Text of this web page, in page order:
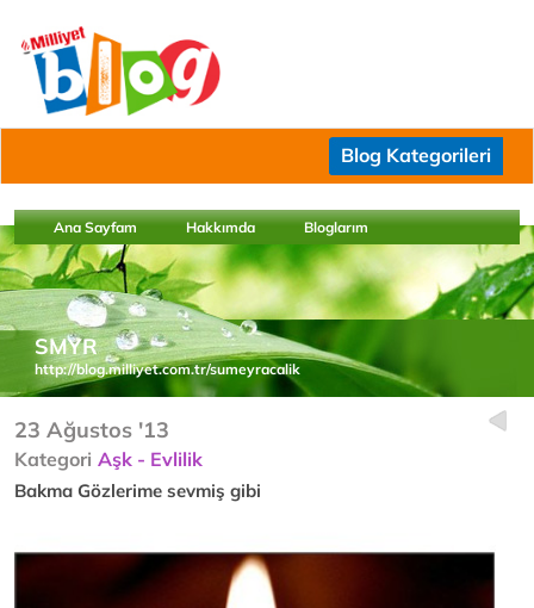
Blog Kategorileri
Ana Sayfam Hakkımda Bloglarım
SMYR
http://blog.milliyet.com.tr/sumeyracalik
23 Ağustos '13
Kategori Aşk - Evlilik
Bakma Gözlerime sevmiş gibi